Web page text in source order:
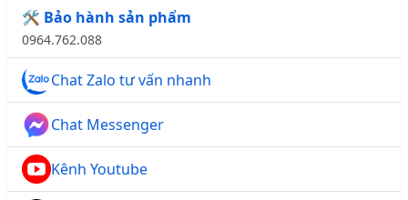
🛠️ Bảo hành sản phẩm
0964.762.088
Chat Zalo tư vấn nhanh
Chat Messenger
Kênh Youtube